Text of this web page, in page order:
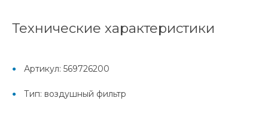
Технические характеристики
Артикул: 569726200
Тип: воздушный фильтр